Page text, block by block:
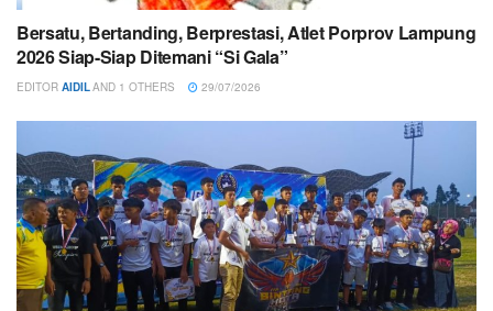
Bersatu, Bertanding, Berprestasi, Atlet Porprov Lampung
2026 Siap-Siap Ditemani “Si Gala”
EDITOR AIDILAND 1 OTHERS 29/07/2026